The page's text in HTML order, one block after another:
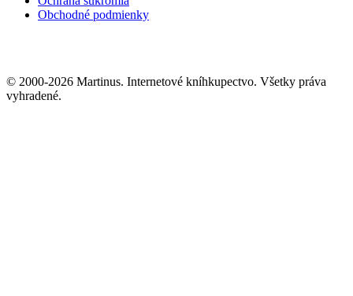
Obchodné podmienky
© 2000-2026 Martinus. Internetové kníhkupectvo. Všetky práva
vyhradené.